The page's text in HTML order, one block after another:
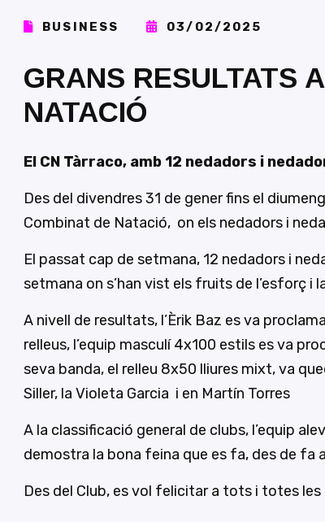
BUSINESS 03/02/2025
GRANS RESULTATS
NATACIÓ
El CN Tàrraco, amb 12 nedadors i
Des del divendres 31 de gener fins el
Combinat de Natació, on els nedadors i
El passat cap de setmana, 12 nedadors i
setmana on s’han vist els fruits de l’esforç i
A nivell de resultats, l’Èrik Baz es va
relleus, l’equip masculí 4x100 estils es va
seva banda, el relleu 8x50 lliures mixt, va
Siller, la Violeta Garcia i en Martín Torres
A la classificació general de clubs, l’equip
demostra la bona feina que es fa, des de fa
Des del Club, es vol felicitar a tots i totes